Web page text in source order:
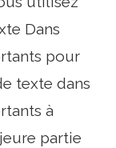
Dans
pour
texte dans
à
partie